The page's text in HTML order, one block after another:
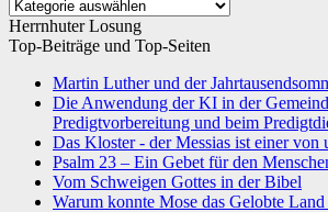
Herrnhuter Losung
Top-Beiträge und Top-Seiten
Martin Luther und der
Die Anwendung der KI in der
Predigtvorbereitung und beim
Das Kloster - der Messias ist einer von
Psalm 23 – Ein Gebet für den
Vom Schweigen Gottes in der Bibel
Warum konnte Mose das Gelobte